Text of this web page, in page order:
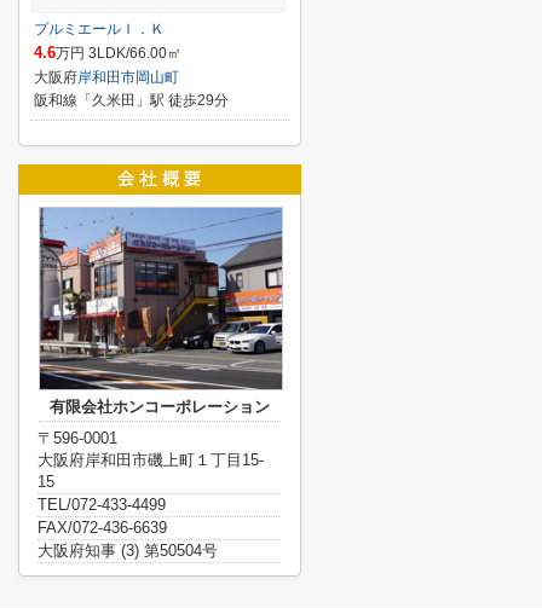
プルミエールＩ．Ｋ
4.6万円 3LDK/66.00㎡
大阪府岸和田市岡山町
阪和線「久米田」駅 徒歩29分
有限会社ホンコーポレーション
〒596-0001
大阪府岸和田市磯上町１丁目15-
15
TEL/072-433-4499
FAX/072-436-6639
大阪府知事 (3) 第50504号